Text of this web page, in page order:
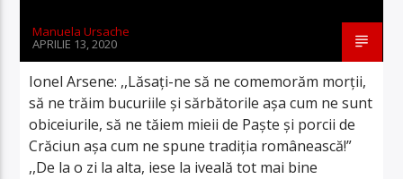
Manuela Ursache
APRILIE 13, 2020
Ionel Arsene: ,,Lăsați-ne să ne comemorăm morții,
să ne trăim bucuriile și sărbătorile așa cum ne sunt
obiceiurile, să ne tăiem mieii de Paște și porcii de
Crăciun așa cum ne spune tradiția românească!”
,,De la o zi la alta, iese la iveală tot mai bine